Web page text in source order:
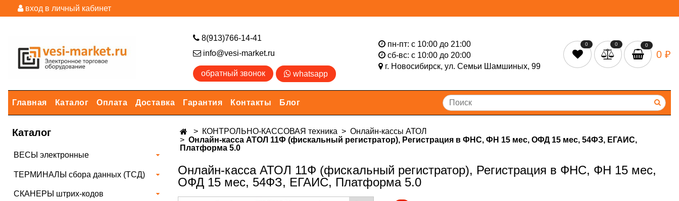
вход в личный кабинет
8(913)766-14-41
info@vesi-market.ru
обратный звонок whatsapp
пн-пт: с 10:00 до 21:00
сб-вс: с 10:00 до 20:00
г. Новосибирск, ул. Семьи Шамшиных, 99
0 0 0
0 ₽
Главная Каталог Оплата Доставка Гарантия Контакты Блог
Каталог
ВЕСЫ электронные
ТЕРМИНАЛЫ сбора данных (ТСД)
СКАНЕРЫ штрих-кодов
КОНТРОЛЬНО-КАССОВАЯ техника
Онлайн-кассы АТОЛ
Онлайн-касса АТОЛ 11Ф (фискальный регистратор), Регистрация в ФНС, ФН 15 мес, ОФД 15 мес, 54ФЗ, ЕГАИС,
Платформа 5.0
Онлайн-касса АТОЛ 11Ф (фискальный регистратор), Регистрация в ФНС, ФН 15 мес,
ОФД 15 мес, 54ФЗ, ЕГАИС, Платформа 5.0